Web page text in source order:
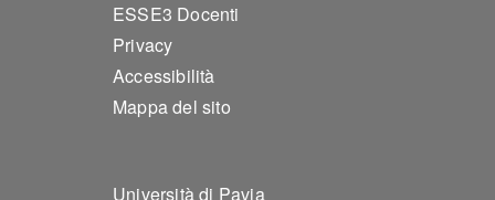
ESSE3 Docenti
Privacy
Accessibilità
Mappa del sito
Università di Pavia